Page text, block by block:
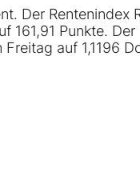
Der Rentenindex
161,91 Punkte. Der
auf 1,1196